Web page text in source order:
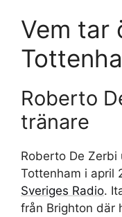
Vem tar
Roberto
tränare
Roberto De
Tottenham i april
Sveriges Radio.
från Brighton där